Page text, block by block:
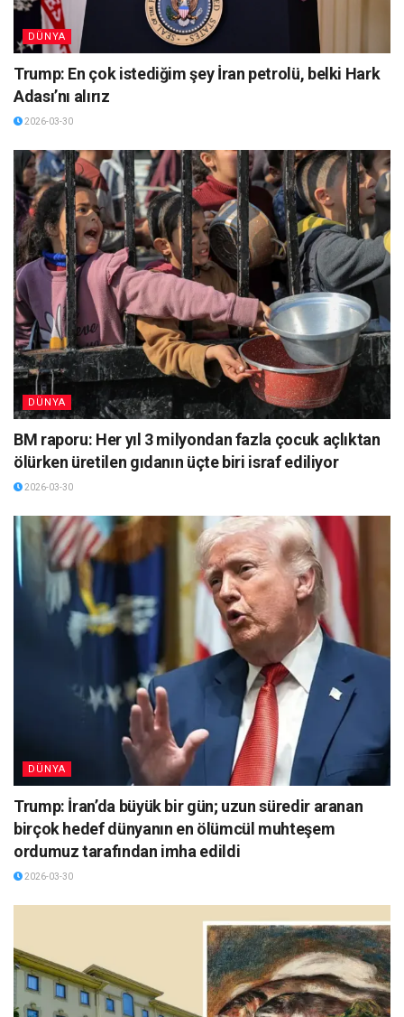
DÜNYA
Trump: En çok istediğim şey İran petrolü, belki Hark
Adası’nı alırız
2026-03-30
DÜNYA
BM raporu: Her yıl 3 milyondan fazla çocuk açlıktan
ölürken üretilen gıdanın üçte biri israf ediliyor
2026-03-30
DÜNYA
Trump: İran’da büyük bir gün; uzun süredir aranan
birçok hedef dünyanın en ölümcül muhteşem
ordumuz tarafından imha edildi
2026-03-30